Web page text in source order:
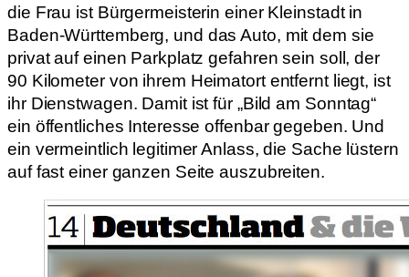
die Frau ist Bürgermeisterin einer Kleinstadt in
Baden-Württemberg, und das Auto, mit dem sie
privat auf einen Parkplatz gefahren sein soll, der
90 Kilometer von ihrem Heimatort entfernt liegt, ist
ihr Dienstwagen. Damit ist für „Bild am Sonntag“
ein öffentliches Interesse offenbar gegeben. Und
ein vermeintlich legitimer Anlass, die Sache lüstern
auf fast einer ganzen Seite auszubreiten.